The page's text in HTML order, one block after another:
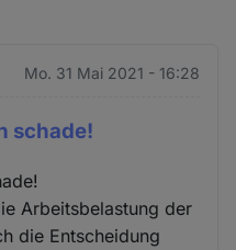
Mo. 31 Mai 2021 - 16:28
schade!
Arbeitsbelastung der
die Entscheidung